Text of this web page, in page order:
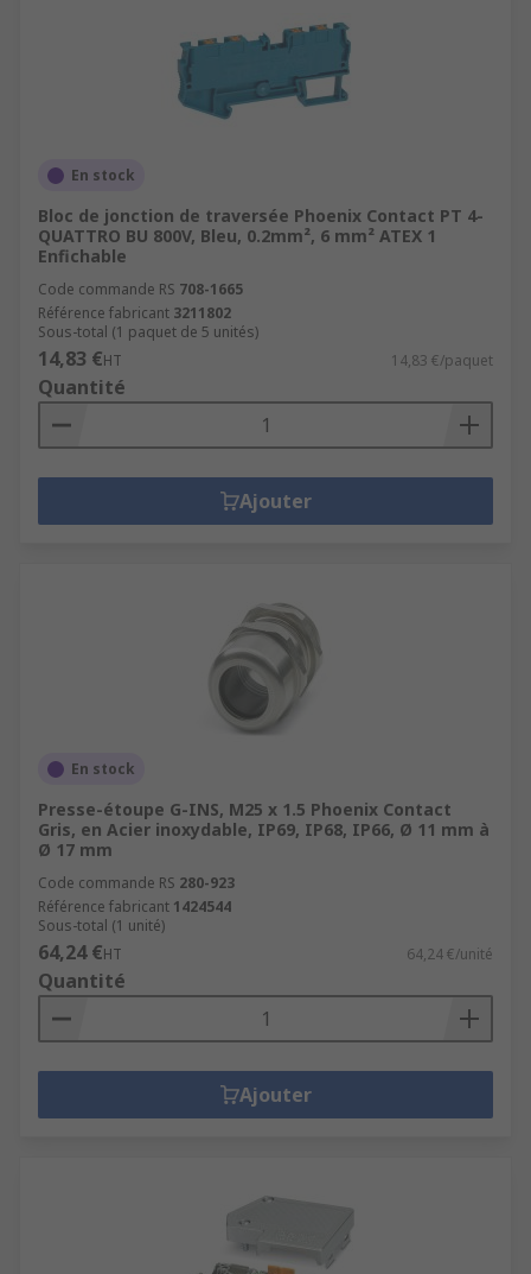
En stock
Bloc de jonction de traversée Phoenix Contact PT 4-
QUATTRO BU 800V, Bleu, 0.2mm², 6 mm² ATEX 1
Enfichable
Code commande RS 708-1665
Référence fabricant 3211802
Sous-total (1 paquet de 5 unités)
14,83 €HT 14,83 €/paquet
Quantité
Ajouter
En stock
Presse-étoupe G-INS, M25 x 1.5 Phoenix Contact
Gris, en Acier inoxydable, IP69, IP68, IP66, Ø 11 mm à
Ø 17 mm
Code commande RS 280-923
Référence fabricant 1424544
Sous-total (1 unité)
64,24 €HT 64,24 €/unité
Quantité
Ajouter